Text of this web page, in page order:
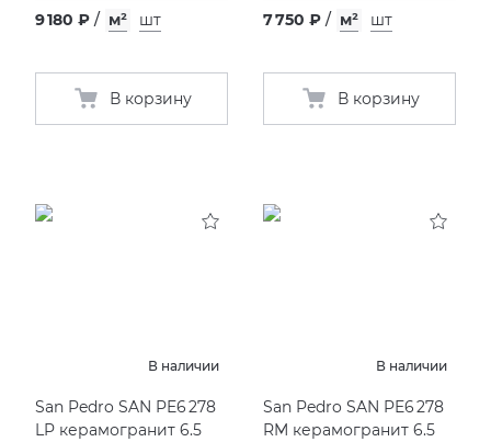
9 180 ₽ / м² шт
В корзину
7 750 ₽ / м² шт
В корзину
В наличии
San Pedro SAN PE6 278
LP керамогранит 6.5
В наличии
San Pedro SAN PE6 278
RM керамогранит 6.5